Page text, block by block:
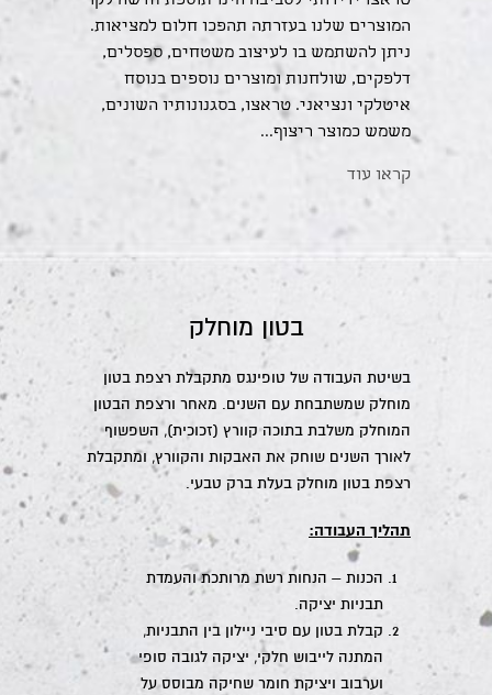
המוצרים שלנו בעזרתה תהפכו חלום למציאות.
ניתן להשתמש בו לעיצוב משטחים, ספסלים,
דלפקים, שולחנות ומוצרים נוספים בנוסח
איטלקי ונציאני. טראצו, בסגנונותיו השונים,
משמש כמוצר ריצוף...
קראו עוד
בטון מוחלק
בשיטת העבודה של טופינגס מתקבלת רצפת בטון
מוחלק שמשתבחת עם השנים. מאחר ורצפת הבטון
המוחלק משלבת בתוכה קוורץ (זכוכית), השפשוף
לאורך השנים שוחק את האבקות והקוורץ, ומתקבלת
רצפת בטון מוחלק בעלת ברק טבעי.
תהליך העבודה:
הכנות – הנחות רשת מרותכת והעמדת
תבניות יציקה.
קבלת בטון עם סיבי ניילון בין התבניות,
המתנה לייבוש חלקי, יציקה לגובה סופי
וערבוב ויציקת חומר שחיקה מבוסס על